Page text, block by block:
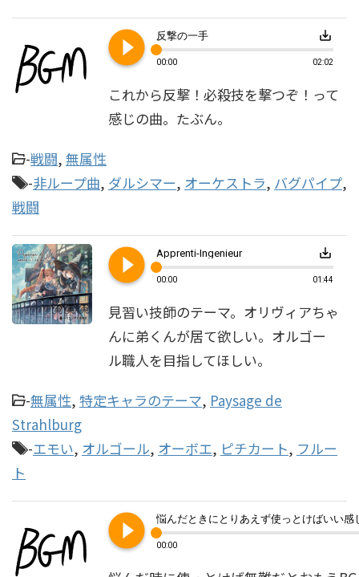
play_circle_filled 反撃の一手 save_alt
00:00 02:02
これから反撃！必殺技を撃つぞ！って
感じの曲。たぶん。
-戦闘, 無属性
-非ループ曲, ダルシマー, オーケストラ, バグパイプ,
戦闘
play_circle_filled Apprenti-Ingenieur save_alt
00:00 01:44
見習い技師のテーマ。オリヴィアちゃ
んに弟くんが居て欲しい。オルゴー
ル職人を目指してほしい。
-無属性, 特定キャラのテーマ, Paysage de
Strahlburg
-エモい, オルゴール, オーボエ, ピチカート, フルー
ト
play_circle_filled 00:00